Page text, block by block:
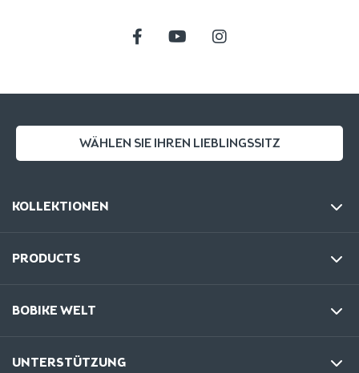
WÄHLEN SIE IHREN LIEBLINGSSITZ
KOLLEKTIONEN
PRODUCTS
BOBIKE WELT
UNTERSTÜTZUNG